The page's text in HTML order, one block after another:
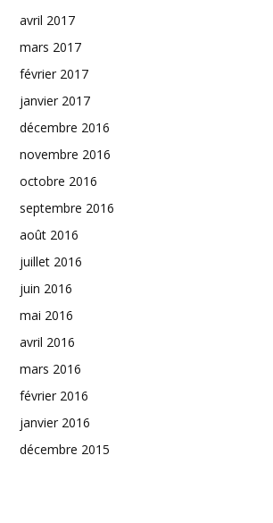
avril 2017
mars 2017
février 2017
janvier 2017
décembre 2016
novembre 2016
octobre 2016
septembre 2016
août 2016
juillet 2016
juin 2016
mai 2016
avril 2016
mars 2016
février 2016
janvier 2016
décembre 2015